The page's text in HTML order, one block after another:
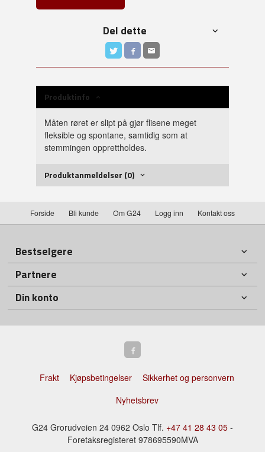
Del dette
Produktinfo
Måten røret er slipt på gjør flisene meget
fleksible og spontane, samtidig som at
stemmingen opprettholdes.
Produktanmeldelser (0)
Forside Bli kunde Om G24 Logg inn Kontakt oss
Bestselgere
Partnere
Din konto
Frakt Kjøpsbetingelser
Sikkerhet og personvern
Nyhetsbrev
G24 Grorudveien 24 0962 Oslo Tlf. +47 41 28 43 05 -
Foretaksregisteret 978695590MVA